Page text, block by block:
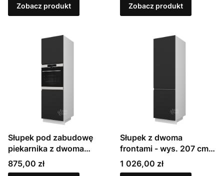
Zobacz produkt Zobacz produkt
Słupek pod zabudowę
piekarnika z dwoma
frontami - wys. 207 cm |
Sevilla (D14RU/2D)
Cena
875,00 zł
Słupek z dwoma
frontami - wys. 207 cm |
Sevilla (D14DP)
Cena
1 026,00 zł